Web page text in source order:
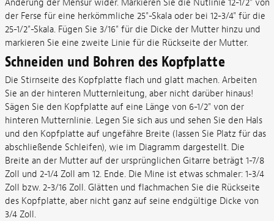
Änderung der Mensur wider. Markieren Sie die Nutlinie 12-1/2" von
der Ferse für eine herkömmliche 25"-Skala oder bei 12-3/4" für die
25-1/2"-Skala. Fügen Sie 3/16" für die Dicke der Mutter hinzu und
markieren Sie eine zweite Linie für die Rückseite der Mutter.
Schneiden und Bohren des Kopfplatte
Die Stirnseite des Kopfplatte flach und glatt machen. Arbeiten
Sie an der hinteren Mutternleitung, aber nicht darüber hinaus!
Sägen Sie den Kopfplatte auf eine Länge von 6-1/2" von der
hinteren Mutternlinie. Legen Sie sich aus und sehen Sie den Hals
und den Kopfplatte auf ungefähre Breite (lassen Sie Platz für das
abschließende Schleifen), wie im Diagramm dargestellt. Die
Breite an der Mutter auf der ursprünglichen Gitarre beträgt 1-7/8
Zoll und 2-1/4 Zoll am 12. Ende. Die Mine ist etwas schmaler: 1-3/4
Zoll bzw. 2-3/16 Zoll. Glätten und flachmachen Sie die Rückseite
des Kopfplatte, aber nicht ganz auf seine endgültige Dicke von
3/4 Zoll.